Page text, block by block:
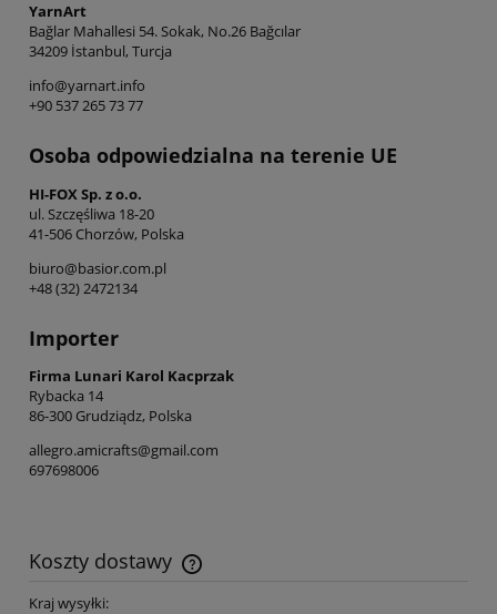
YarnArt
Bağlar Mahallesi 54. Sokak, No.26 Bağcılar
34209 İstanbul, Turcja
info@yarnart.info
+90 537 265 73 77
Osoba odpowiedzialna na terenie UE
HI-FOX Sp. z o.o.
ul. Szczęśliwa 18-20
41-506 Chorzów, Polska
biuro@basior.com.pl
+48 (32) 2472134
Importer
Firma Lunari Karol Kacprzak
Rybacka 14
86-300 Grudziądz, Polska
allegro.amicrafts@gmail.com
697698006
Koszty dostawy
Cena nie zawiera ewentualnych kosztów płatności
Kraj wysyłki: